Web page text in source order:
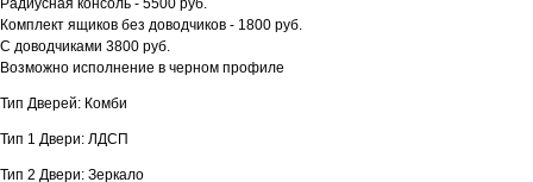
Комплект ящиков без доводчиков - 1800 руб.
С доводчиками 3800 руб.
Возможно исполнение в черном профиле
Тип Дверей: Комби
Тип 1 Двери: ЛДСП
Тип 2 Двери: Зеркало